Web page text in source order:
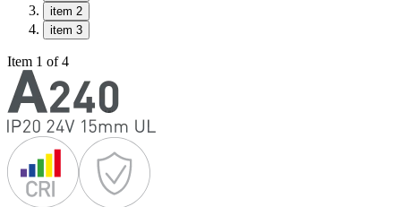
item 2
item 3
Item 1 of 4